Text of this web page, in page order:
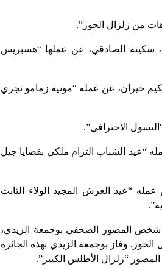
من زلزال الحوز”.
سكينة الصادقي، عن عملها “هسبريس
خيران، عن عمله “مونية زمامو تجري
الاحترافي”.
“عيد الشباب التزام ملكي بقضايا جيل
“عيد العرش المجيد الولاء الثابت
شخص المصور الصحفي بوجمعة الزيدي،
وفاز بوجمعة الزيدي بهذه الجائزة
“زلزال الأطلس الكبير”.